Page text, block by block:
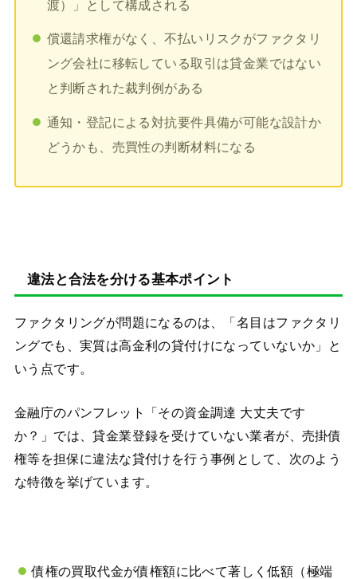
渡）」として構成される
償還請求権がなく、不払いリスクがファクタリ
ング会社に移転している取引は貸金業ではない
と判断された裁判例がある
通知・登記による対抗要件具備が可能な設計か
どうかも、売買性の判断材料になる
違法と合法を分ける基本ポイント
ファクタリングが問題になるのは、「名目はファクタリ
ングでも、実質は高金利の貸付けになっていないか」と
いう点です。
金融庁のパンフレット「その資金調達 大丈夫です
か？」では、貸金業登録を受けていない業者が、売掛債
権等を担保に違法な貸付けを行う事例として、次のよう
な特徴を挙げています。
債権の買取代金が債権額に比べて著しく低額（極端